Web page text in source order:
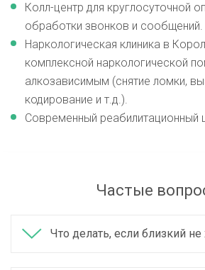
Колл-центр для круглосуточной
обработки звонков и сообщений.
Наркологическая клиника в
комплексной наркологической
алкозависимым (снятие ломки,
кодирование и т.д.).
Современный реабилитационный
Частые
Что делать, если близкий не